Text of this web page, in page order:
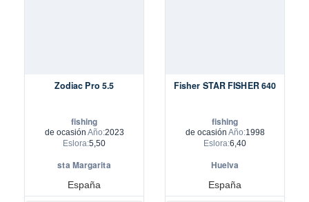
Zodiac Pro 5.5
fishing
de ocasión Año:2023
Eslora:5,50
sta Margarita
España
Fisher STAR FISHER 640
fishing
de ocasión Año:1998
Eslora:6,40
Huelva
España